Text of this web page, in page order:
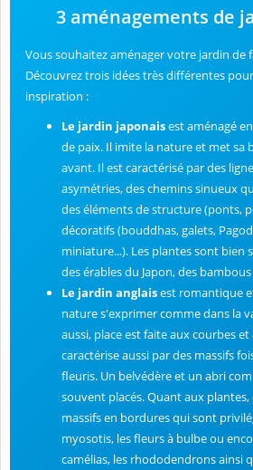
3 aménagements de
Vous souhaitez aménager votre jardin de
Découvrez trois idées très différentes
inspiration :
Le jardin japonaisest aménagé
de paix. Il imite la nature et met sa
avant. Il est caractérisé par des
asymétries, des chemins sinueux
des éléments de structure (ponts,
décoratifs (bouddhas, galets,
miniature...). Les plantes sont bien
des érables du Japon, des
Le jardin anglaisest romantique
nature s'exprimer comme dans la
aussi, place est faite aux courbes
caractérise aussi par des massifs
fleuris. Un belvédère et un abri
souvent placés. Quant aux
massifs en bordures qui sont
myosotis, les fleurs à bulbe ou
camélias, les rhododendrons ainsi